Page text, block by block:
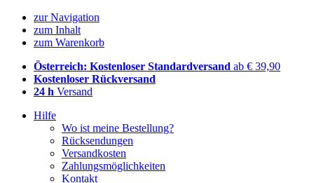
zur Navigation
zum Inhalt
zum Warenkorb
Österreich: Kostenloser Standardversand ab € 39,90
Kostenloser Rückversand
24 h Versand
Hilfe
Wo ist meine Bestellung?
Rücksendungen
Versandkosten
Zahlungsmöglichkeiten
Kontakt